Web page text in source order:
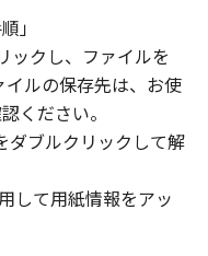
ウエア」の全部
リバース・エン
ルまたは逆アセ
せん。また第三
てはなりませ
る場合を除き、
ア」に関する知
」
ックし、ファイルを
ルの保存先は、お使
ください。
ダブルクリックして解
して用紙情報をアッ